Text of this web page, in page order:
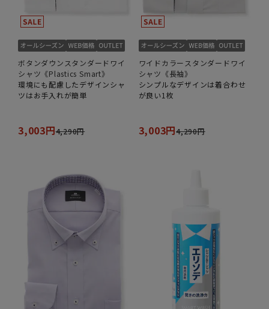
ボタンダウンスタンダードワイ
シャツ《Plastics Smart》
環境にも配慮したデザインシャ
ツはお手入れが簡単
3,003円4,290円
ワイドカラースタンダードワイ
シャツ《長袖》
シンプルなデザインは着合わせ
が良い1枚
3,003円4,290円